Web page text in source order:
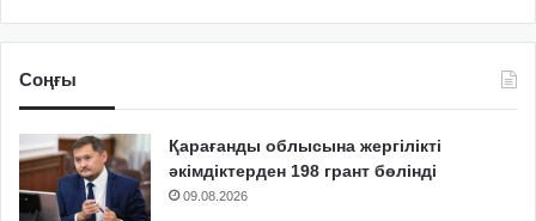
Соңғы
Қарағанды облысына жергілікті
әкімдіктерден 198 грант бөлінді
09.08.2026